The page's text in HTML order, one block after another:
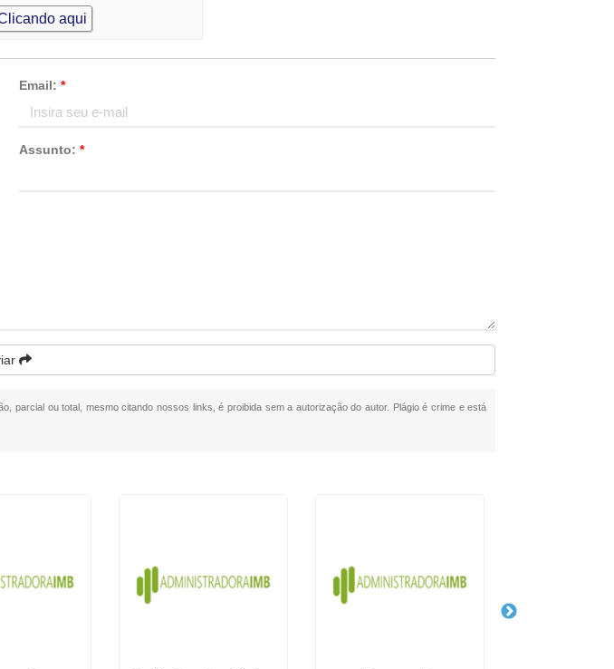
aqui
Email: *
Assunto: *
parcial ou total, mesmo citando nossos links, é proibida sem a autorização do autor. Plágio é crime e está